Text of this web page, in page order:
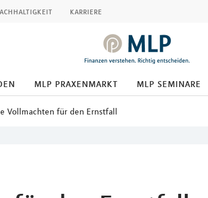
karriere
mlp praxenmarkt mlp seminare
Vollmachten für den Ernstfall